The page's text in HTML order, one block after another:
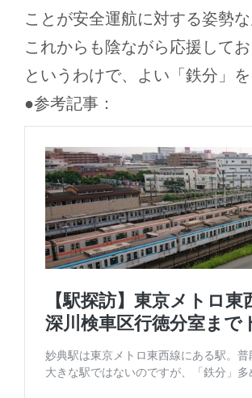
ことが安全運航に対する姿勢
これからも陰ながら応援してお
というわけで、よい「鉄分」を
●参考記事：